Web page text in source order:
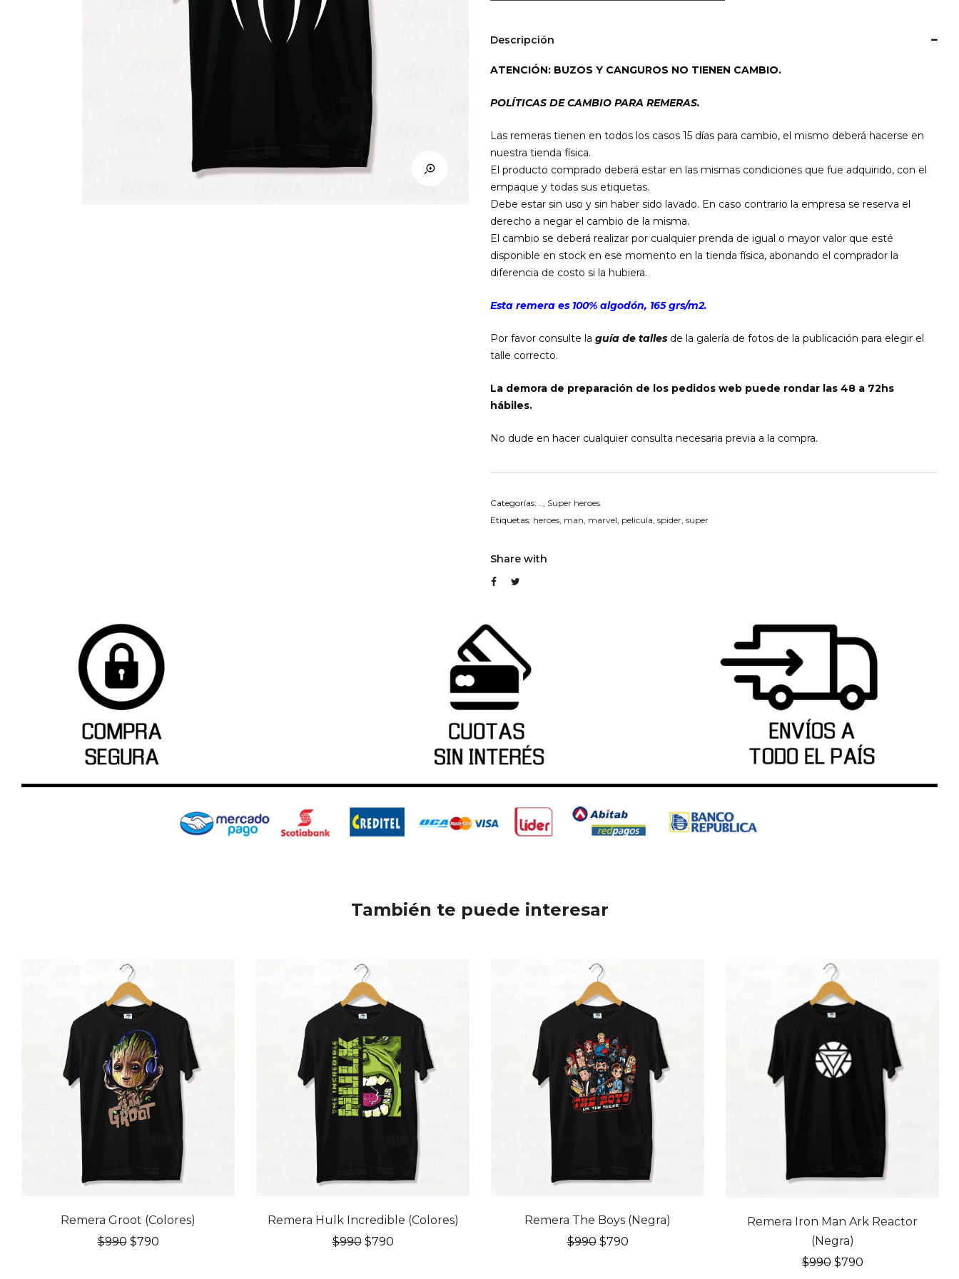
cantidad
Descripción
ATENCIÓN: BUZOS Y CANGUROS NO TIENEN CAMBIO.
POLÍTICAS DE CAMBIO PARA REMERAS.
Las remeras tienen en todos los casos 15 días para cambio, el mismo deberá hacerse en
nuestra tienda física.
El producto comprado deberá estar en las mismas condiciones que fue adquirido, con el
empaque y todas sus etiquetas.
Debe estar sin uso y sin haber sido lavado. En caso contrario la empresa se reserva el
derecho a negar el cambio de la misma.
El cambio se deberá realizar por cualquier prenda de igual o mayor valor que esté
disponible en stock en ese momento en la tienda física, abonando el comprador la
diferencia de costo si la hubiera.
Esta remera es 100% algodón, 165 grs/m2.
Por favor consulte la guía de talles de la galería de fotos de la publicación para elegir el
talle correcto.
La demora de preparación de los pedidos web puede rondar las 48 a 72hs
hábiles.
No dude en hacer cualquier consulta necesaria previa a la compra.
Categorías: .., Super heroes
Etiquetas: heroes, man, marvel, pelicula, spider, super
Share with
También te puede interesar
20% OFFRemera Groot (Colores)
$990 El
$790El
20% OFF
Remera Hulk Incredible (Colores)
$990 El
$790El
20% OFFRemera The Boys (Negra)
$990 El
$790El
20% OFF
Remera Iron Man Ark Reactor
(Negra)
$990 El
$790El